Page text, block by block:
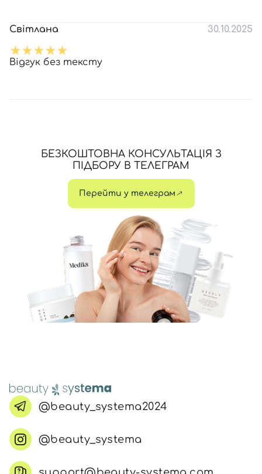
Світлана 30.10.2025
Відгук без тексту
БЕЗКОШТОВНА КОНСУЛЬТАЦІЯ З
ПІДБОРУ В ТЕЛЕГРАМ
Перейти у телеграм
@beauty_systema2024
@beauty_systema